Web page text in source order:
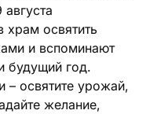
храм освятить
и вспоминают
будущий год.
– освятите урожай,
желание,